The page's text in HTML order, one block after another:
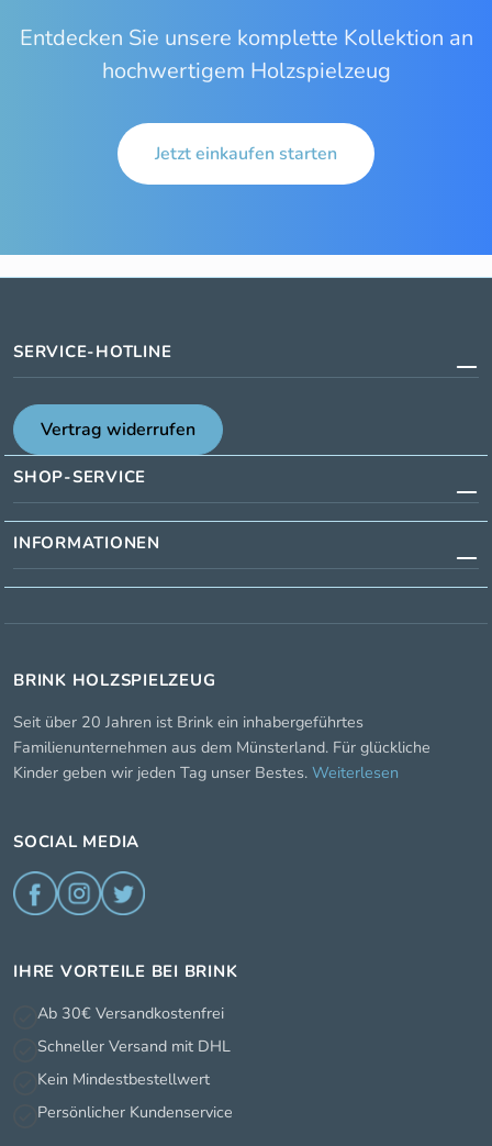
Entdecken Sie unsere komplette Kollektion an
hochwertigem Holzspielzeug
Jetzt einkaufen starten
SERVICE-HOTLINE
Vertrag widerrufen
SHOP-SERVICE
INFORMATIONEN
BRINK HOLZSPIELZEUG
Seit über 20 Jahren ist Brink ein inhabergeführtes
Familienunternehmen aus dem Münsterland. Für glückliche
Kinder geben wir jeden Tag unser Bestes. Weiterlesen
SOCIAL MEDIA
IHRE VORTEILE BEI BRINK
Ab 30€ Versandkostenfrei
Schneller Versand mit DHL
Kein Mindestbestellwert
Persönlicher Kundenservice